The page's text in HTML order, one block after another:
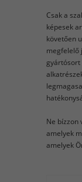
Csak a
képesek
követően
megfelelő
gyártósort
Ne bízzon
amelyek
amelyek